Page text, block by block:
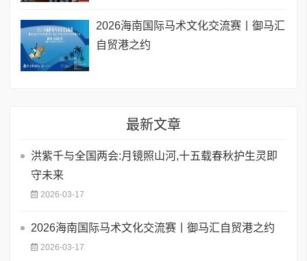
2026海南国际马术文化交流赛丨御马汇
自贸港之约
最新文章
洪紫千与全国两会:月镜照山河,十五载春秋护生灵即
守未来
2026-03-17
2026海南国际马术文化交流赛丨御马汇自贸港之约
2026-03-17